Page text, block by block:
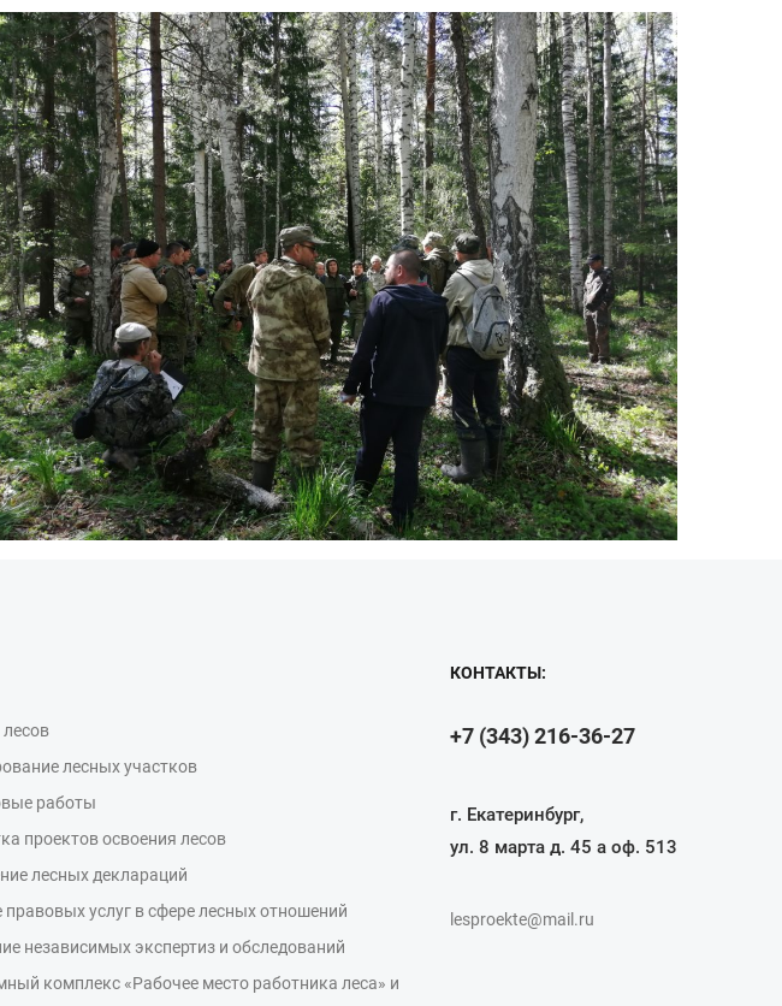
лесных участков
работы
проектов освоения лесов
лесных деклараций
правовых услуг в сфере лесных отношений
независимых экспертиз и обследований
комплекс «Рабочее место работника леса» и
КОНТАКТЫ:
+7 (343) 216-36-27
г. Екатеринбург,
ул. 8 марта д. 45 а оф. 513
lesproekte@mail.ru